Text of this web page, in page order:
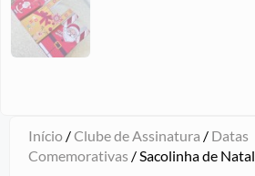
Início /Clube de Assinatura / Datas
Comemorativas / Sacolinha de Natal